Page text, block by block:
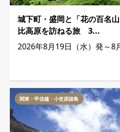
城下町・盛岡と「花の百名
比高原を訪ねる旅 3...
2026年8月19日（水）発～8
関東・甲信越・小笠原諸島